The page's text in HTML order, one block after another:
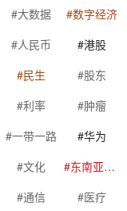
大数据 数字经济
人民币 港股
民生 股东
利率 肿瘤
一带一路 华为
文化 东南亚国家联盟
通信 医疗